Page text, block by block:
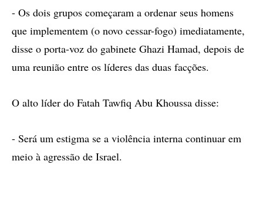
- Os dois grupos começaram a ordenar seus homens
que implementem (o novo cessar-fogo) imediatamente,
disse o porta-voz do gabinete Ghazi Hamad, depois de
uma reunião entre os líderes das duas facções.
O alto líder do Fatah Tawfiq Abu Khoussa disse:
- Será um estigma se a violência interna continuar em
meio à agressão de Israel.